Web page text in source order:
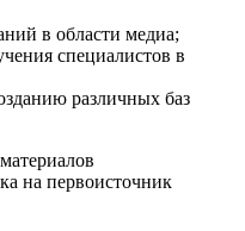
в области медиа;
специалистов в
различных баз
на первоисточник